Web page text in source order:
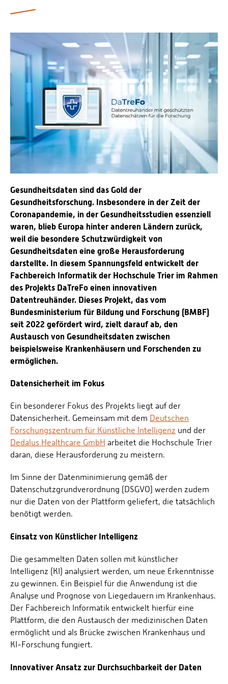
Personalvertretungen
Informationssicherheit
Personalentwicklung
Personensuche
Gesundheitsdaten sind das Gold der
Gesundheitsforschung. Insbesondere in der Zeit der
Coronapandemie, in der Gesundheitsstudien essenziell
waren, blieb Europa hinter anderen Ländern zurück,
weil die besondere Schutzwürdigkeit von
Gesundheitsdaten eine große Herausforderung
darstellte. In diesem Spannungsfeld entwickelt der
Fachbereich Informatik der Hochschule Trier im Rahmen
des Projekts DaTreFo einen innovativen
Datentreuhänder. Dieses Projekt, das vom
Bundesministerium für Bildung und Forschung (BMBF)
seit 2022 gefördert wird, zielt darauf ab, den
Austausch von Gesundheitsdaten zwischen
beispielsweise Krankenhäusern und Forschenden zu
ermöglichen.
Datensicherheit im Fokus
Ein besonderer Fokus des Projekts liegt auf der
Datensicherheit. Gemeinsam mit dem Deutschen
Forschungszentrum für Künstliche Intelligenz und der
Dedalus Healthcare GmbH arbeitet die Hochschule Trier
daran, diese Herausforderung zu meistern.
Im Sinne der Datenminimierung gemäß der
Datenschutzgrundverordnung (DSGVO) werden zudem
nur die Daten von der Plattform geliefert, die tatsächlich
benötigt werden.
Einsatz von Künstlicher Intelligenz
Die gesammelten Daten sollen mit künstlicher
Intelligenz (KI) analysiert werden, um neue Erkenntnisse
zu gewinnen. Ein Beispiel für die Anwendung ist die
Analyse und Prognose von Liegedauern im Krankenhaus.
Der Fachbereich Informatik entwickelt hierfür eine
Plattform, die den Austausch der medizinischen Daten
ermöglicht und als Brücke zwischen Krankenhaus und
KI-Forschung fungiert.
Innovativer Ansatz zur Durchsuchbarkeit der Daten